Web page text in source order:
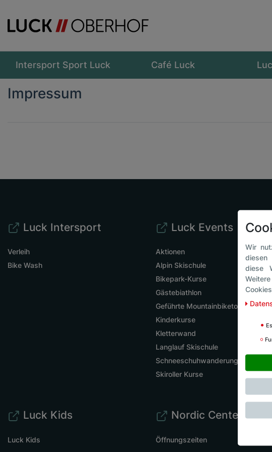
Intersport Sport Luck Café Luck
Impressum
Luck Intersport
Verleih
Bike Wash
Luck Events
Aktionen
Alpin Skischule
Bikepark-Kurse
Gästebiathlon
Geführte Mountainbiketouren
Kinderkurse
Kletterwand
Langlauf Skischule
Schneeschuhwanderung
Skiroller Kurse
Luck Kids
Luck Kids
Nordic Center
Öffnungszeiten
Wir
diesen
diese